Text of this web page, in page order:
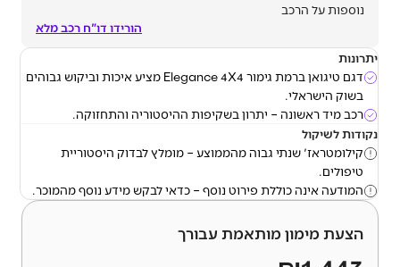
נוספות על הרכב
הורידו דו"ח רכב מלא
יתרונות
דגם טיגואן ברמת גימור Elegance 4X4 מציע איכות וביקוש גבוהים
בשוק הישראלי.
רכב מיד ראשונה – יתרון בשקיפות ההיסטוריה והתחזוקה.
נקודות לשיקול
קילומטראז' שנתי גבוה מהממוצע – מומלץ לבדוק היסטוריית
טיפולים.
המודעה אינה כוללת פירוט נוסף – כדאי לבקש מידע נוסף מהמוכר.
הצעת מימון מותאמת עבורך